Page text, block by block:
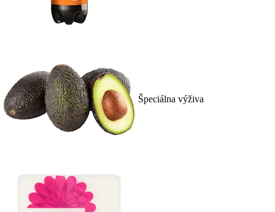
Špeciálna výživa